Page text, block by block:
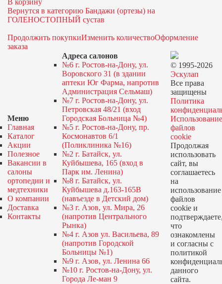
В корзину
Вернутся в категорию Бандажи (ортезы) на
ГОЛЕНОСТОПНЫЙ сустав
Продолжить покупкиИзменить количествоОформление
заказа
Меню
Главная
Каталог
Акции
Полезное
Вакансии в
салоны
ортопедии и
медтехники
О компании
Доставка
Контакты
Адреса салонов
№6 г. Ростов-на-Дону, ул.
Воровского 31 (в здании
аптеки Юг Фарма, напротив
Администрация Сельмаш)
№7 г. Ростов-на-Дону, ул.
Петровская 48/21 (вход
Городская Больница №4)
№5 г. Ростов-на-Дону, пр.
Космонавтов 6/1
(Поликлиника №16)
№2 г. Батайск, ул.
Куйбышева, 165 (вход в
Парк им. Ленина)
№8 г. Батайск, ул.
Куйбышева д.163-165В
(навъезде в Детский дом)
№3 г. Азов, ул. Мира, 26
(напротив Центрального
Рынка)
№4 г. Азов ул. Васильева, 89
(напротив Городской
Больницы №1)
№9 г. Азов, ул. Ленина 66
№10 г. Ростов-на-Дону, ул.
Города Ле-ман 9
© 1995-2026
Эскулап
Все права
защищены
Политика
Использование
файлов
cookie
Продолжая
использовать
сайт, вы
соглашаетесь
на
использование
файлов
cookie и
что
ознакомлены
и согласны с
политикой
данного
сайта.